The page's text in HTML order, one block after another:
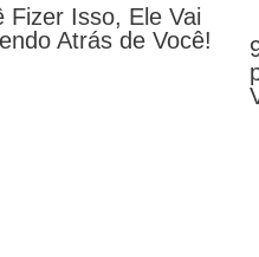
Fizer Isso, Ele Vai
Atrás de Você!